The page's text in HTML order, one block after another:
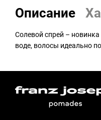
Описание
Солевой спрей –
воде, волосы идеально